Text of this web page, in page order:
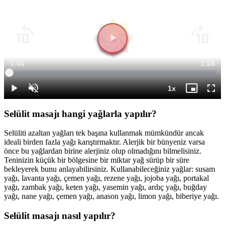
DuraklatSesi
Aç
Süre
0:01 Toplam
Süre
1:28
6.67%
1xOynatma
Hızı
Mini
oynatıcı
Tam
Selülit masajı hangi yağlarla yapılır?
Selüliti azaltan yağları tek başına kullanmak mümkündür ancak
ideali birden fazla yağı karıştırmaktır. Alerjik bir bünyeniz varsa
önce bu yağlardan birine alerjiniz olup olmadığını bilmelisiniz.
Teninizin küçük bir bölgesine bir miktar yağ sürüp bir süre
bekleyerek bunu anlayabilirsiniz. Kullanabileceğiniz yağlar: susam
yağı, lavanta yağı, çemen yağı, rezene yağı, jojoba yağı, portakal
yağı, zambak yağı, keten yağı, yasemin yağı, ardıç yağı, buğday
yağı, nane yağı, çemen yağı, anason yağı, limon yağı, biberiye yağı.
Selülit masajı nasıl yapılır?